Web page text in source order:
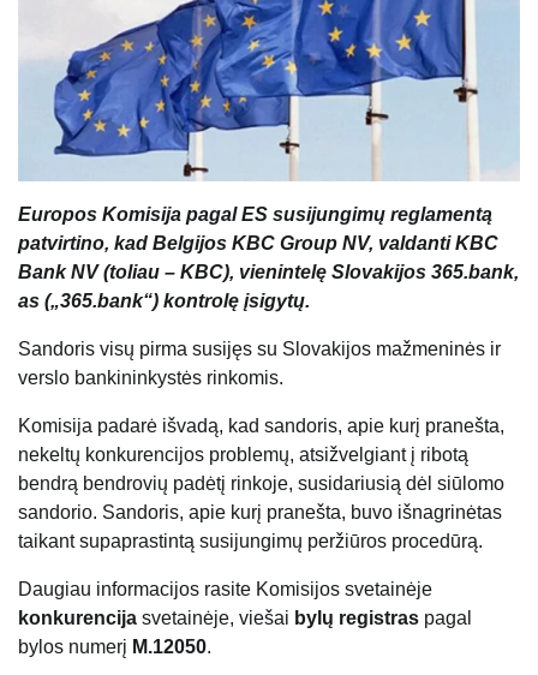
Europos Komisija pagal ES susijungimų reglamentą
patvirtino, kad Belgijos KBC Group NV, valdanti KBC
Bank NV (toliau – KBC), vienintelę Slovakijos 365.bank,
as („365.bank“) kontrolę įsigytų.
Sandoris visų pirma susijęs su Slovakijos mažmeninės ir
verslo bankininkystės rinkomis.
Komisija padarė išvadą, kad sandoris, apie kurį pranešta,
nekeltų konkurencijos problemų, atsižvelgiant į ribotą
bendrą bendrovių padėtį rinkoje, susidariusią dėl siūlomo
sandorio. Sandoris, apie kurį pranešta, buvo išnagrinėtas
taikant supaprastintą susijungimų peržiūros procedūrą.
Daugiau informacijos rasite Komisijos svetainėje
konkurencija svetainėje, viešai bylų registras pagal
bylos numerį M.12050.